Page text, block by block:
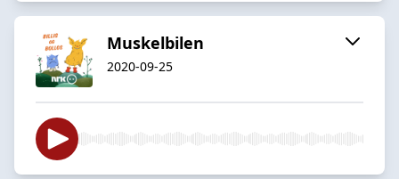
Muskelbilen
2020-09-25